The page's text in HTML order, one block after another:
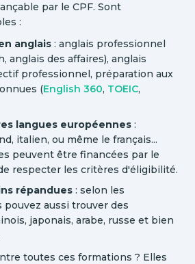
par le CPF. Sont
:
anglais : anglais professionnel
anglais des affaires), anglais
professionnel, préparation aux
(English 360, TOEIC,
langues européennes :
italien, ou même le français...
peuvent être financées par le
respecter les critères d'éligibilité.
répandues : selon les
pouvez aussi trouver des
japonais, arabe, russe et bien
toutes ces formations ? Elles